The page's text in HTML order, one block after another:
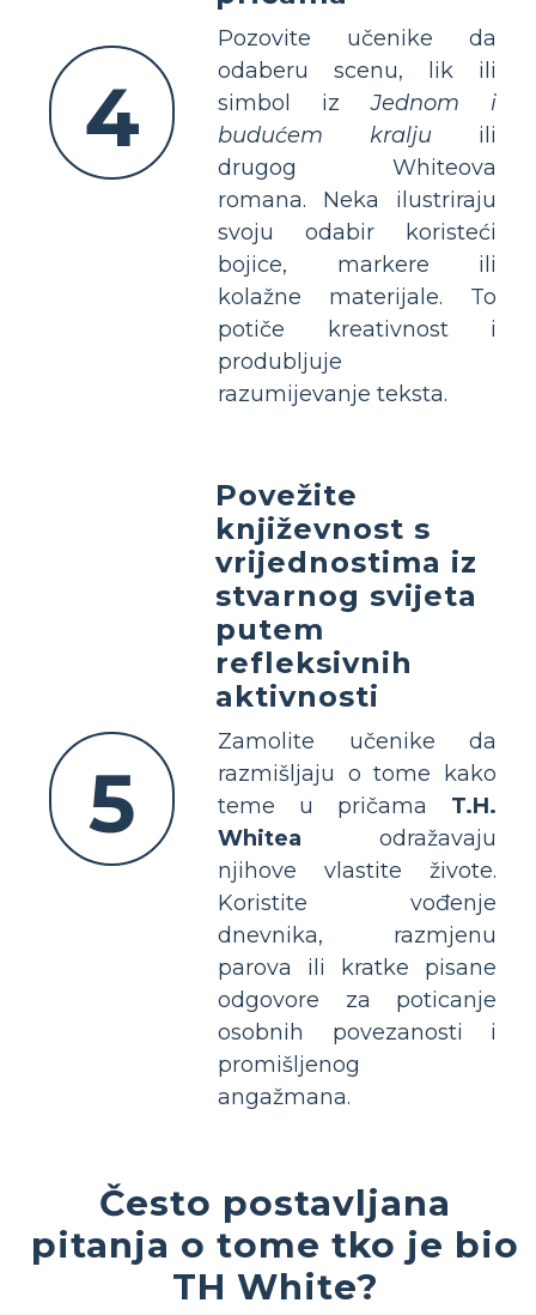
4
Pozovite učenike da
odaberu scenu, lik ili
simbol izJednom i
budućem kralju ili
drugog Whiteova
romana. Neka ilustriraju
svoju odabir koristeći
bojice, markere ili
kolažne materijale. To
potiče kreativnost i
produbljuje
razumijevanje teksta.
5
Povežite
književnost s
vrijednostima iz
stvarnog svijeta
putem
refleksivnih
aktivnosti
Zamolite učenike da
razmišljaju o tome kako
teme u pričama T.H.
Whitea odražavaju
njihove vlastite živote.
Koristite vođenje
dnevnika, razmjenu
parova ili kratke pisane
odgovore za poticanje
osobnih povezanosti i
promišljenog
angažmana.
Često postavljana
pitanja o tome tko je bio
TH White?